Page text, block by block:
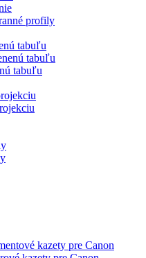
profily
tabuľu
tabuľu
tabuľu
kazety pre Canon